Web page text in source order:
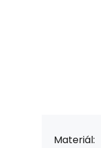
Materiál: